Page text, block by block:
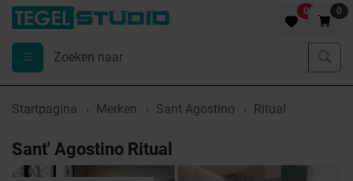
0 0
Startpagina Merken Sant Agostino Ritual
Sant' Agostino Ritual